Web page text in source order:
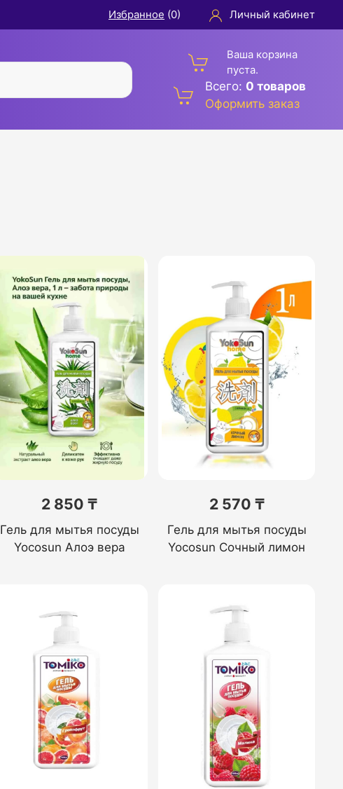
Избранное (0) Личный кабинет
Ваша корзина
пуста.
Всего: 0 товаров
Оформить заказ
2 850 ₸
Гель для мытья посуды
Yocosun Алоэ вера
2 570 ₸
Гель для мытья посуды
Yocosun Сочный лимон